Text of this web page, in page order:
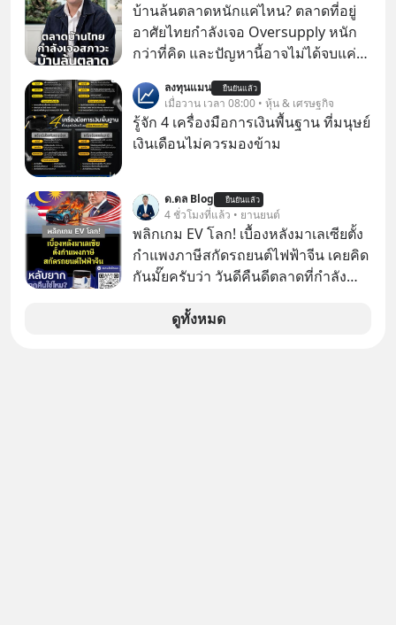
บ้านล้นตลาดหนักแค่ไหน? ตลาดที่อยู่
อาศัยไทยกำลังเจอ Oversupply หนัก
กว่าที่คิด และปัญหานี้อาจไม่ได้จบแค่
ล้นตลาด #เศรษฐกิจไทย #EICAround
#SCBThailand สามารถดูคลิปที่
youtube ประกอบได้ที่ link :
ลงทุนแมน ยืนยันแล้ว
เมื่อวาน เวลา 08:00 • หุ้น & เศรษฐกิจ
รู้จัก 4 เครื่องมือการเงินพื้นฐาน ที่มนุษย์
เงินเดือนไม่ควรมองข้าม
ด.ดล Blog ยืนยันแล้ว
4 ชั่วโมงที่แล้ว • ยานยนต์
พลิกเกม EV โลก! เบื้องหลังมาเลเซียตั้ง
กำแพงภาษีสกัดรถยนต์ไฟฟ้าจีน เคยคิด
กันมั๊ยครับว่า วันดีคืนดีตลาดที่กำลัง
จนหน้าทิ่มแบบไม่ทันตั้งตัว…
ดูทั้งหมด